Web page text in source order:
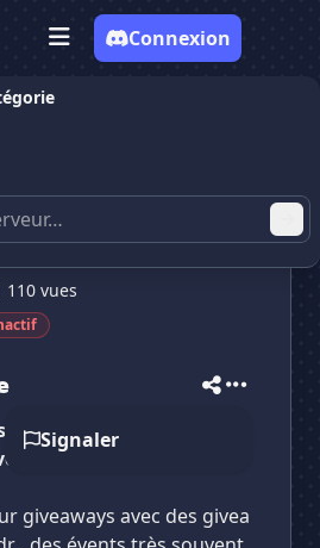
Connexion
Giveaways
110 vues
Signaler
gw's il vien d'ouvrir il
tout les jours
giveaways avec des givea
Gift Paradise
Gift Paradise
supprimer ton avis de ce
Gift Paradise